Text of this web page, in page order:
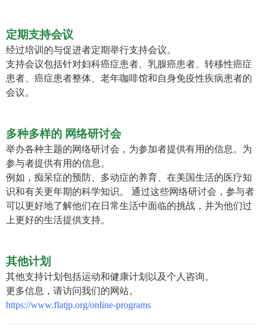
定期支持会议
经过培训的与促进者定期举行支持会议。
支持会议包括针对妇科癌症患者、乳腺癌患者、转移性癌症
患者、癌症患者整体、老年咖啡馆和自身免疫性疾病患者的
会议。
多种多样的 网络研讨会
举办各种主题的网络研讨会，为参加者提供有用的信息。为
参与者提供有用的信息。
例如，痴呆症的预防、多动症的养育、在美国生活的医疗知
识和有关更年期的科学知识。 通过这些网络研讨会，参与者
可以更好地了解他们在日常生活中面临的挑战，并为他们过
上更好的生活提供支持。
其他计划
其他支持计划包括运动和健康计划以及个人咨询。
更多信息，请访问我们的网站。
https://www.flatjp.org/online-programs